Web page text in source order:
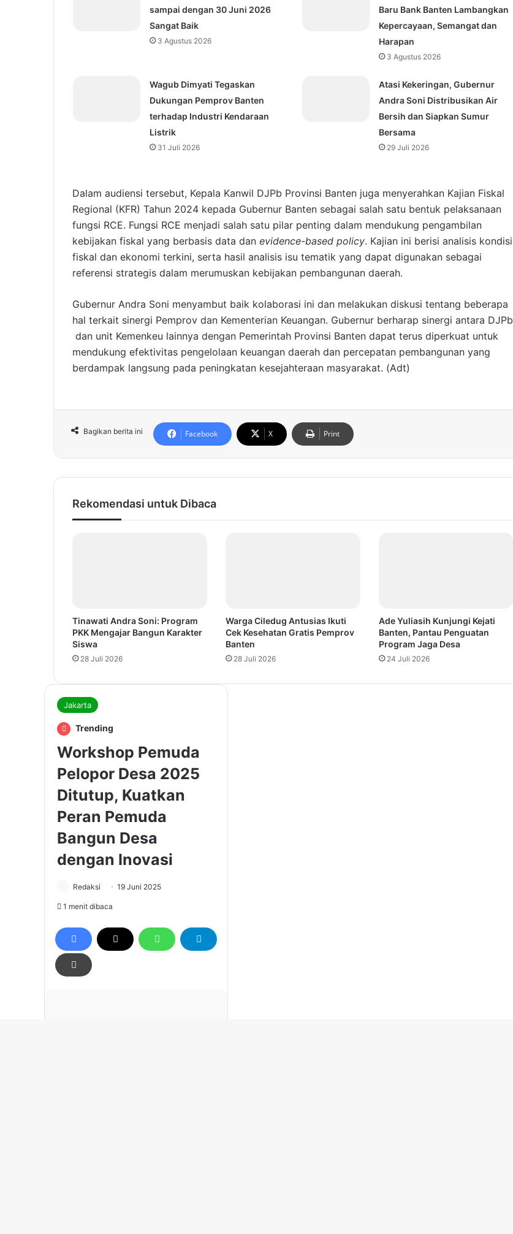
sampai dengan 30 Juni 2026
Sangat Baik
3 Agustus 2026
Baru Bank Banten Lambangkan
Kepercayaan, Semangat dan
Harapan
3 Agustus 2026
Wagub Dimyati Tegaskan
Dukungan Pemprov Banten
terhadap Industri Kendaraan
Listrik
31 Juli 2026
Atasi Kekeringan, Gubernur
Andra Soni Distribusikan Air
Bersih dan Siapkan Sumur
Bersama
29 Juli 2026
Dalam audiensi tersebut, Kepala Kanwil DJPb Provinsi Banten juga menyerahkan Kajian Fiskal
Regional (KFR) Tahun 2024 kepada Gubernur Banten sebagai salah satu bentuk pelaksanaan
fungsi RCE. Fungsi RCE menjadi salah satu pilar penting dalam mendukung pengambilan
kebijakan fiskal yang berbasis data dan evidence-based policy. Kajian ini berisi analisis kondisi
fiskal dan ekonomi terkini, serta hasil analisis isu tematik yang dapat digunakan sebagai
referensi strategis dalam merumuskan kebijakan pembangunan daerah.
Gubernur Andra Soni menyambut baik kolaborasi ini dan melakukan diskusi tentang beberapa
hal terkait sinergi Pemprov dan Kementerian Keuangan. Gubernur berharap sinergi antara DJPb
dan unit Kemenkeu lainnya dengan Pemerintah Provinsi Banten dapat terus diperkuat untuk
mendukung efektivitas pengelolaan keuangan daerah dan percepatan pembangunan yang
berdampak langsung pada peningkatan kesejahteraan masyarakat. (Adt)
Bagikan berita ini Facebook X Print
Rekomendasi untuk Dibaca
Tinawati Andra Soni: Program
PKK Mengajar Bangun Karakter
Siswa
28 Juli 2026
Warga Ciledug Antusias Ikuti
Cek Kesehatan Gratis Pemprov
Banten
28 Juli 2026
Ade Yuliasih Kunjungi Kejati
Banten, Pantau Penguatan
Program Jaga Desa
24 Juli 2026